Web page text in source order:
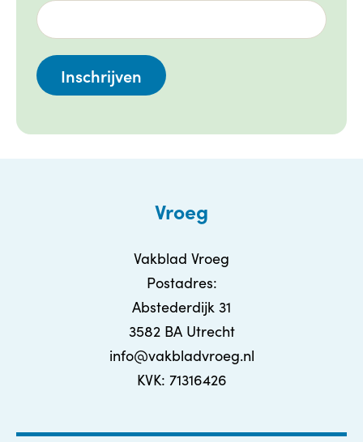
Vroeg
Vakblad Vroeg
Postadres:
Abstederdijk 31
3582 BA Utrecht
info@vakbladvroeg.nl
KVK: 71316426